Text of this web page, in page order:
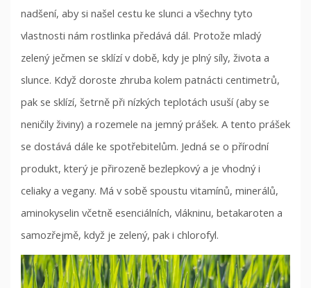
nadšení, aby si našel cestu ke slunci a všechny tyto
vlastnosti nám rostlinka předává dál. Protože mladý
zelený ječmen se sklízí v době, kdy je plný síly, života a
slunce. Když doroste zhruba kolem patnácti centimetrů,
pak se sklízí, šetrně při nízkých teplotách usuší (aby se
neničily živiny) a rozemele na jemný prášek. A tento prášek
se dostává dále ke spotřebitelům. Jedná se o přírodní
produkt, který je přirozeně bezlepkový a je vhodný i
celiaky a vegany. Má v sobě spoustu vitamínů, minerálů,
aminokyselin včetně esenciálních, vlákninu, betakaroten a
samozřejmě, když je zelený, pak i chlorofyl.